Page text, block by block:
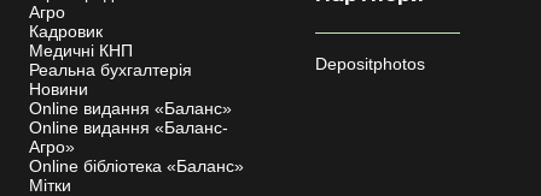
Агро
Кадровик
Медичні КНП
Реальна бухгалтерія
Новини
Online видання «Баланс»
Online видання «Баланс-
Агро»
Online бібліотека «Баланс»
Мітки
Depositphotos